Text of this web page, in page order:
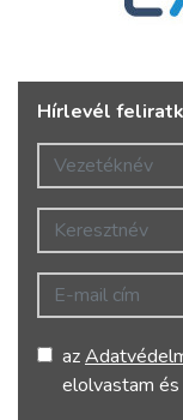
Hírlevél
Vezetéknév
Keresztnév
E-mail cím
az
elolvastam